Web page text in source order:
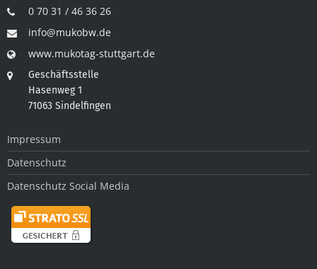
0 70 31 / 46 36 26
info@mukobw.de
www.mukotag-stuttgart.de
Geschäftsstelle
Hasenweg 1
71063 Sindelfingen
Impressum
Datenschutz
Datenschutz Social Media